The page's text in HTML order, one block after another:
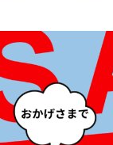
梨
幸水梨ロイヤル
シャインマスカット